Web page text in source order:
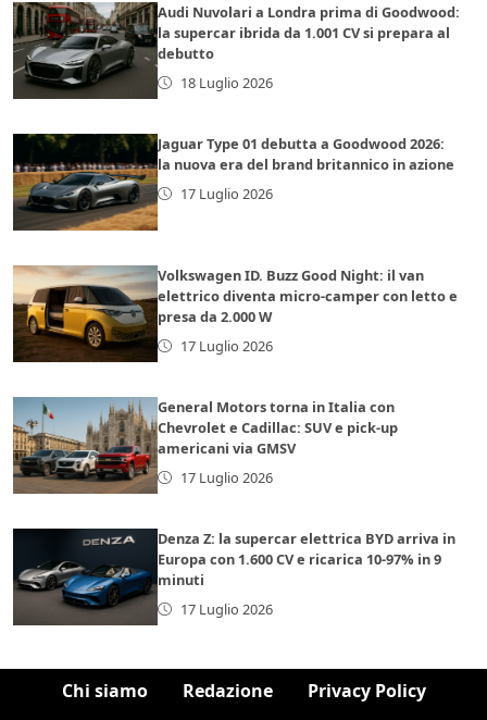
Audi Nuvolari a Londra prima di Goodwood:
la supercar ibrida da 1.001 CV si prepara al
debutto
18 Luglio 2026
Jaguar Type 01 debutta a Goodwood 2026:
la nuova era del brand britannico in azione
17 Luglio 2026
Volkswagen ID. Buzz Good Night: il van
elettrico diventa micro-camper con letto e
presa da 2.000 W
17 Luglio 2026
General Motors torna in Italia con
Chevrolet e Cadillac: SUV e pick-up
americani via GMSV
17 Luglio 2026
Denza Z: la supercar elettrica BYD arriva in
Europa con 1.600 CV e ricarica 10-97% in 9
minuti
17 Luglio 2026
Chi siamo Redazione Privacy Policy